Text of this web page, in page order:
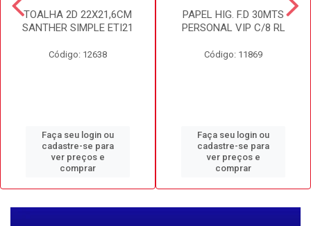
TOALHA 2D 22X21,6CM
SANTHER SIMPLE ETI21
Código: 12638
Faça seu login ou
cadastre-se para
ver preços e
comprar
PAPEL HIG. F.D 30MTS
PERSONAL VIP C/8 RL
Código: 11869
Faça seu login ou
cadastre-se para
ver preços e
comprar